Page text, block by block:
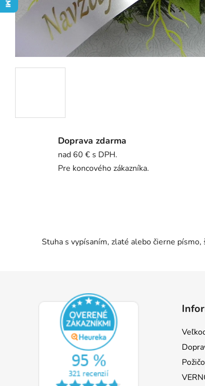
Doprava zdarma
nad 60 € s DPH.
Pre koncového zákazníka.
Stuha s vypísaním, zlaté alebo čierne